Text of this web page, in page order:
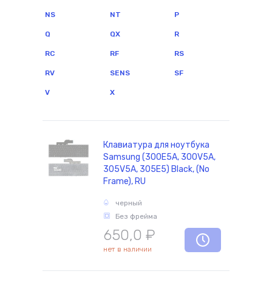
NS NT P
Q QX R
RC RF RS
RV SENS SF
V X
Клавиатура для ноутбука
Samsung (300E5A, 300V5A,
305V5A, 305E5) Black, (No
Frame), RU
черный
Без фрейма
650,0 ₽
нет в наличии